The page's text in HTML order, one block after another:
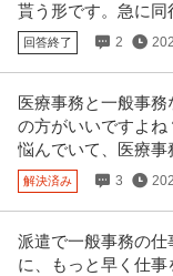
貰う形です。急に
回答終了 2
医療事務と一般事
の方がいいですよ
悩んでいて、医療
解決済み 3
派遣で一般事務の
に、もっと早く仕事